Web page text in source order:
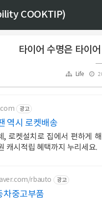
COOKTIP)
타이어 수명은 타이
Life
광고
역시 로켓배송
, 로켓설치로 집에서 편하게
캐시적립 혜택까지 누리세요.
rbauto 광고
차중고부품